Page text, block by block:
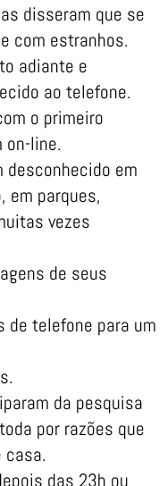
disseram que se
com estranhos.
adiante e
ao telefone.
o primeiro
on-line.
desconhecido em
em parques,
vezes
de seus
de telefone para um
da pesquisa
por razões que
casa.
das 23h ou